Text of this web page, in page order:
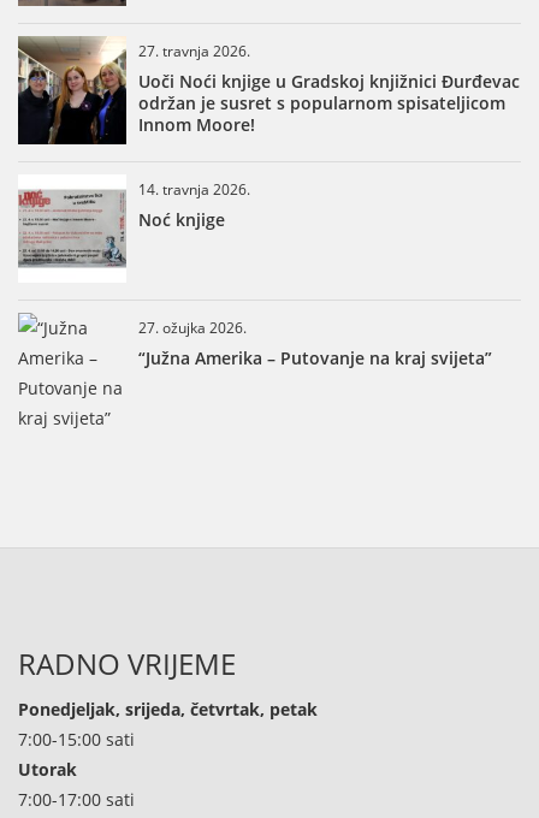
27. travnja 2026.
Uoči Noći knjige u Gradskoj knjižnici Đurđevac
održan je susret s popularnom spisateljicom
Innom Moore!
14. travnja 2026.
Noć knjige
27. ožujka 2026.
“Južna Amerika – Putovanje na kraj svijeta”
RADNO VRIJEME
Ponedjeljak, srijeda, četvrtak, petak
7:00-15:00 sati
Utorak
7:00-17:00 sati